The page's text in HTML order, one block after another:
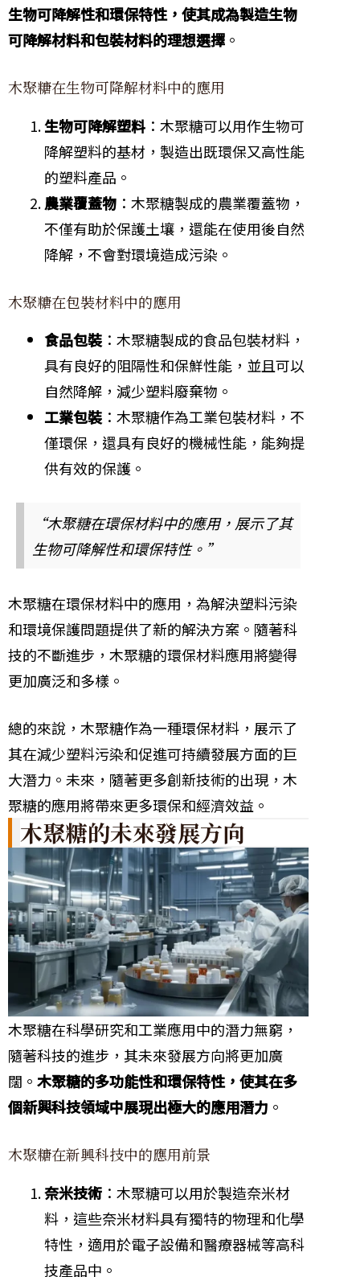
生物可降解性和環保特性，使其成為製造生物
可降解材料和包裝材料的理想選擇 。
木聚糖在生物可降解材料中的應用
生物可降解塑料 ：木聚糖可以用作生物可
降解塑料的基材，製造出既環保又高性能
的塑料產品。
農業覆蓋物 ：木聚糖製成的農業覆蓋物，
不僅有助於保護土壤，還能在使用後自然
降解，不會對環境造成污染。
木聚糖在包裝材料中的應用
食品包裝 ：木聚糖製成的食品包裝材料，
具有良好的阻隔性和保鮮性能，並且可以
自然降解，減少塑料廢棄物。
工業包裝 ：木聚糖作為工業包裝材料，不
僅環保，還具有良好的機械性能，能夠提
供有效的保護。
“木聚糖在環保材料中的應用，展示了其
生物可降解性和環保特性。”
木聚糖在環保材料中的應用，為解決塑料污染
和環境保護問題提供了新的解決方案。隨著科
技的不斷進步，木聚糖的環保材料應用將變得
更加廣泛和多樣。
總的來說，木聚糖作為一種環保材料，展示了
其在減少塑料污染和促進可持續發展方面的巨
大潛力。未來，隨著更多創新技術的出現，木
聚糖的應用將帶來更多環保和經濟效益。
木聚糖的未來發展方向
木聚糖在科學研究和工業應用中的潛力無窮，
隨著科技的進步，其未來發展方向將更加廣
闊。 木聚糖的多功能性和環保特性，使其在多
個新興科技領域中展現出極大的應用潛力 。
木聚糖在新興科技中的應用前景
奈米技術 ：木聚糖可以用於製造奈米材
料，這些奈米材料具有獨特的物理和化學
特性，適用於電子設備和醫療器械等高科
技產品中。